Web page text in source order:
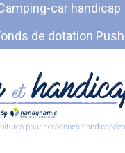
car handicap
de dotation Push